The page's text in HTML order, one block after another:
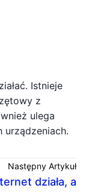
Istnieje
z
ulega
urządzeniach.
Następny Artykuł
działa, a